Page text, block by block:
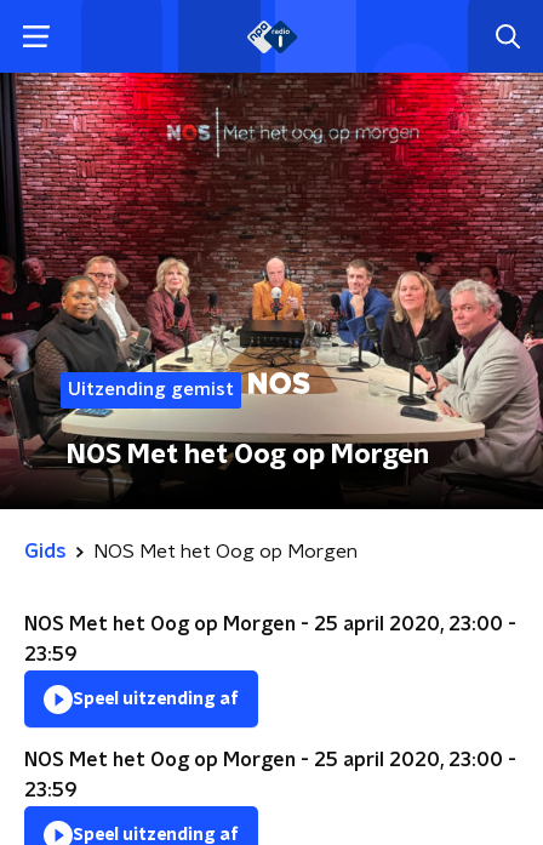
Uitzending gemist
NOS Met het Oog op Morgen
Gids NOS Met het Oog op Morgen
NOS Met het Oog op Morgen - 25 april 2020, 23:00 -
23:59
Speel uitzending af
NOS Met het Oog op Morgen - 25 april 2020, 23:00 -
23:59
Speel uitzending af